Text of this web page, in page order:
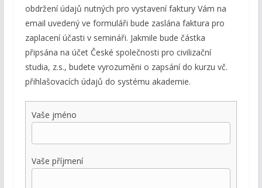
obdržení údajů nutných pro vystavení faktury Vám na
email uvedený ve formuláři bude zaslána faktura pro
zaplacení účasti v semináři. Jakmile bude částka
připsána na účet České společnosti pro civilizační
studia, z.s., budete vyrozuměni o zapsání do kurzu vč.
přihlašovacích údajů do systému akademie.
Vaše jméno
Vaše příjmení